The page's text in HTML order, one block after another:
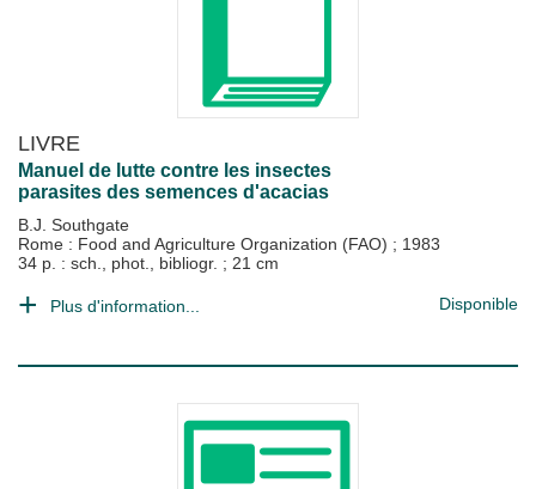
LIVRE
Manuel de lutte contre les insectes
parasites des semences d'acacias
B.J. Southgate
Rome : Food and Agriculture Organization (FAO) ; 1983
34 p. : sch., phot., bibliogr. ; 21 cm
Plus d'information... Disponible